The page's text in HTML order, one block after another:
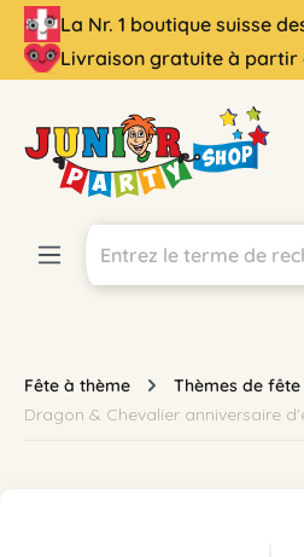
principal
La Nr. 1 boutique suisse
Livraison gratuite à partir
Fête à thème
Thèmes de
Dragon & Chevalier anniversaire